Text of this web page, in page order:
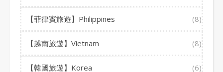
【菲律賓旅遊】Philippines (8)
【越南旅遊】Vietnam (8)
【韓國旅遊】Korea (6)